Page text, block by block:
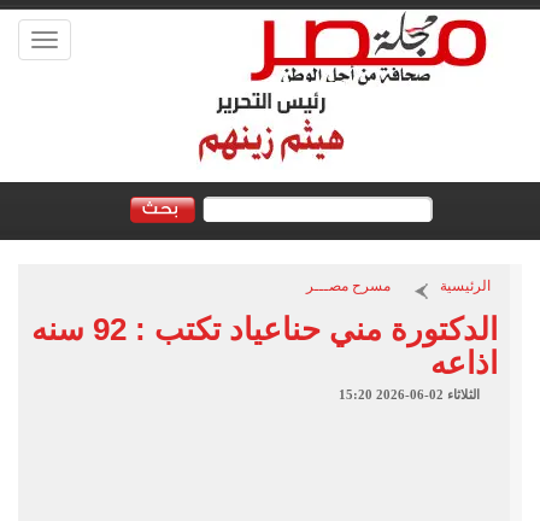
Toggle
الرئيسية مسرح مصـــر
الدكتورة مني حناعياد تكتب : 92 سنه
اذاعه
الثلاثاء 02-06-2026 15:20